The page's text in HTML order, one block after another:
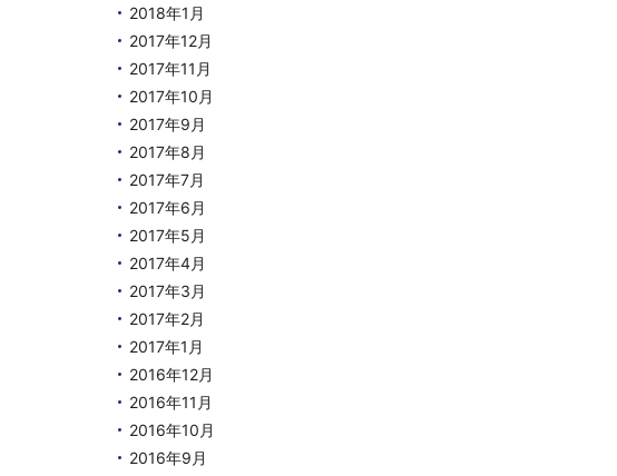
2018年1月
2017年12月
2017年11月
2017年10月
2017年9月
2017年8月
2017年7月
2017年6月
2017年5月
2017年4月
2017年3月
2017年2月
2017年1月
2016年12月
2016年11月
2016年10月
2016年9月